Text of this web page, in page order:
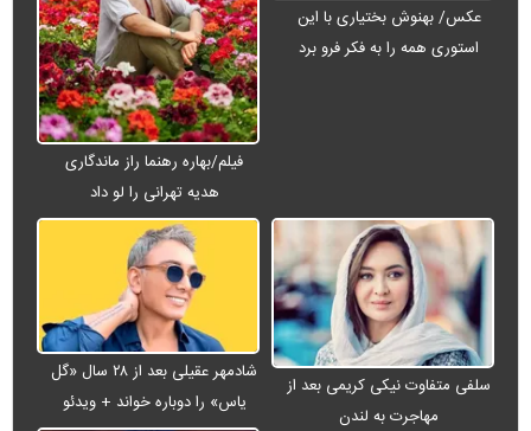
عکس/ بهنوش بختیاری با این
استوری همه را به فکر فرو برد
فیلم/بهاره رهنما راز ماندگاری
هدیه تهرانی را لو داد
سلفی متفاوت نیکی کریمی بعد از
مهاجرت به لندن
شادمهر عقیلی بعد از ۲۸ سال «گل
یاس» را دوباره خواند + ویدئو